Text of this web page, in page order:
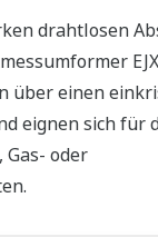
drahtlosen
über einen
eignen sich für
Gas- oder